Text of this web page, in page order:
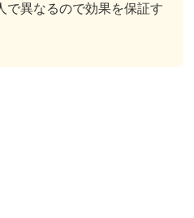
異なるので効果を保証す